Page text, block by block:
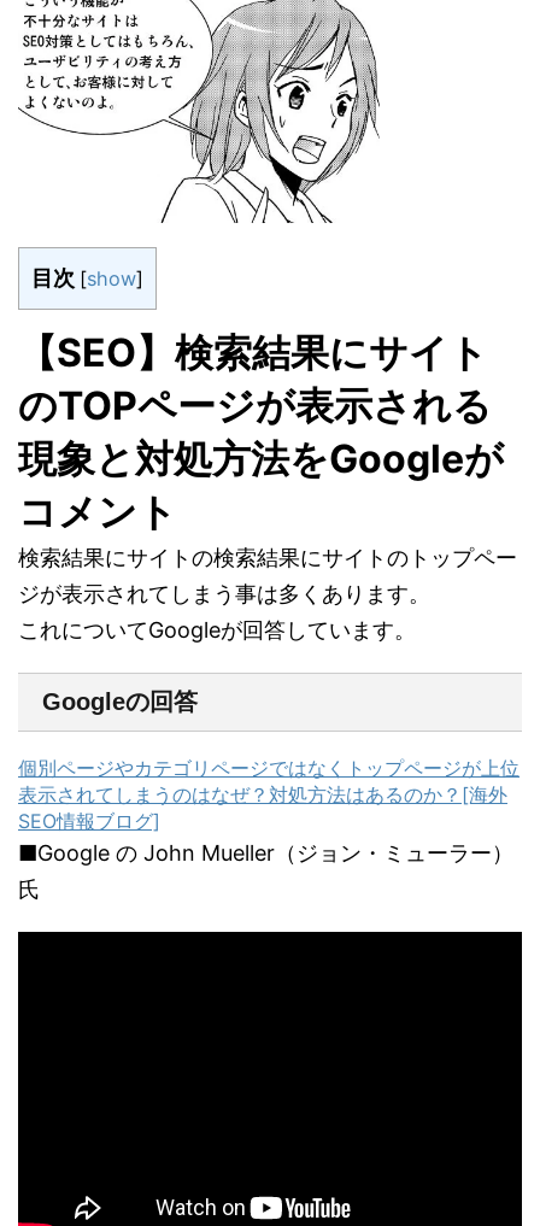
目次 [show]
【SEO】検索結果にサイト
のTOPページが表示される
現象と対処方法をGoogleが
コメント
検索結果にサイトの検索結果にサイトのトップペー
ジが表示されてしまう事は多くあります。
これについてGoogleが回答しています。
Googleの回答
個別ページやカテゴリページではなくトップページが上位
表示されてしまうのはなぜ？対処方法はあるのか？[海外
SEO情報ブログ]
■Google の John Mueller（ジョン・ミューラー）
氏